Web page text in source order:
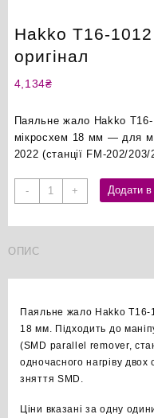
Hakko T16-
оригінал
4,134₴
Паяльне жало Hakko
мікросхем 18 мм — для
2022 (станції FM-202/203/
-
Hakko
T16-
жало
+ Додати в
ОПИС
Паяльне жало Hakko T16-
18 мм. Підходить до
(SMD parallel remover,
одночасного нагріву двох
зняття SMD.
Ціни вказані за одну